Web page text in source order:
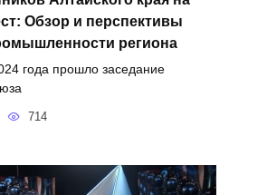
Обзор и перспективы
региона
года прошло заседание
714